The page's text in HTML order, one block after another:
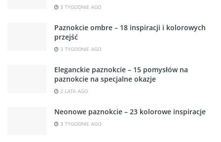
3 TYGODNIE AGO
Paznokcie ombre – 18 inspiracji i kolorowych
przejść
3 TYGODNIE AGO
Eleganckie paznokcie – 15 pomysłów na
paznokcie na specjalne okazje
2 LATA AGO
Neonowe paznokcie – 23 kolorowe inspiracje
3 TYGODNIE AGO